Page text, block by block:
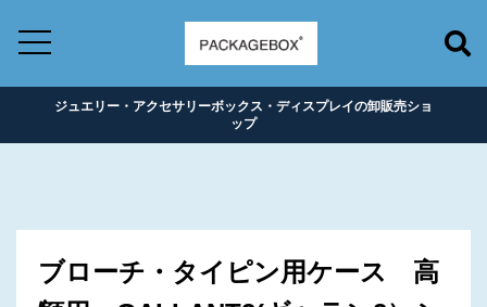
ジュエリー・アクセサリーボックス・ディスプレイの卸販売ショ
ップ
ブローチ・タイピン用ケース 高